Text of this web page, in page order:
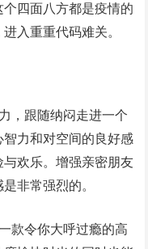
四面八方都是疫情的
入重重代码难关。
，跟随纳闷走进一个
力和对空间的良好感
欢乐。增强亲密朋友
非常强烈的。
款令你大呼过瘾的高